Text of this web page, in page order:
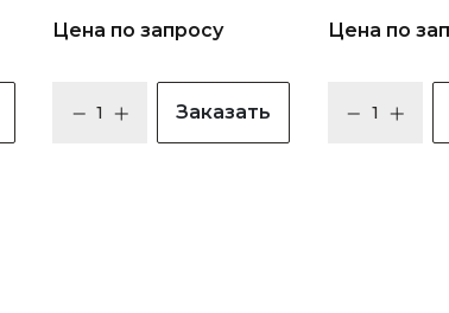
Цена по запросу
Заказать
Цена по